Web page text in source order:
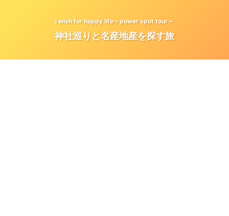
I wish for happy life～power spot tour～
神社巡りと名産地産を探す旅